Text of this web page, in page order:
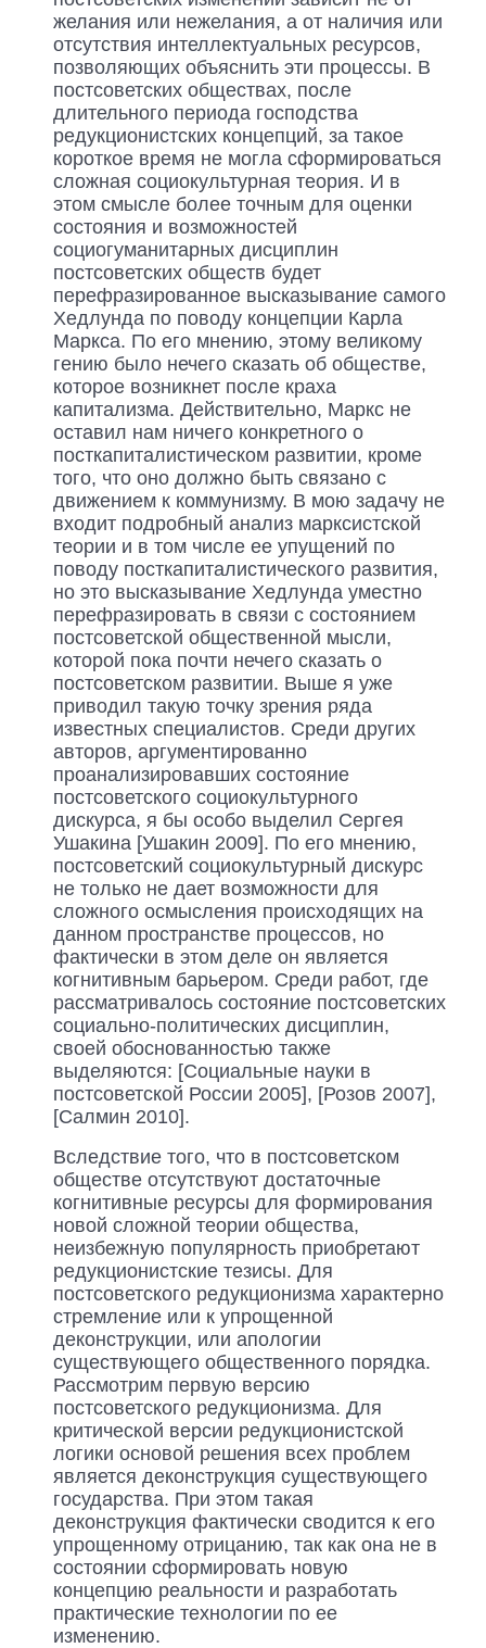
желания или нежелания, а от наличия или
отсутствия интеллектуальных ресурсов,
позволяющих объяснить эти процессы. В
постсоветских обществах, после
длительного периода господства
редукционистских концепций, за такое
короткое время не могла сформироваться
сложная социокультурная теория. И в
этом смысле более точным для оценки
состояния и возможностей
социогуманитарных дисциплин
постсоветских обществ будет
перефразированное высказывание самого
Хедлунда по поводу концепции Карла
Маркса. По его мнению, этому великому
гению было нечего сказать об обществе,
которое возникнет после краха
капитализма. Действительно, Маркс не
оставил нам ничего конкретного о
посткапиталистическом развитии, кроме
того, что оно должно быть связано с
движением к коммунизму. В мою задачу не
входит подробный анализ марксистской
теории и в том числе ее упущений по
поводу посткапиталистического развития,
но это высказывание Хедлунда уместно
перефразировать в связи с состоянием
постсоветской общественной мысли,
которой пока почти нечего сказать о
постсоветском развитии. Выше я уже
приводил такую точку зрения ряда
известных специалистов. Среди других
авторов, аргументированно
проанализировавших состояние
постсоветского социокультурного
дискурса, я бы особо выделил Сергея
Ушакина [Ушакин 2009]. По его мнению,
постсоветский социокультурный дискурс
не только не дает возможности для
сложного осмысления происходящих на
данном пространстве процессов, но
фактически в этом деле он является
когнитивным барьером. Среди работ, где
рассматривалось состояние постсоветских
социально-политических дисциплин,
своей обоснованностью также
выделяются: [Социальные науки в
постсоветской России 2005], [Розов 2007],
[Салмин 2010].
Вследствие того, что в постсоветском
обществе отсутствуют достаточные
когнитивные ресурсы для формирования
новой сложной теории общества,
неизбежную популярность приобретают
редукционистские тезисы. Для
постсоветского редукционизма характерно
стремление или к упрощенной
деконструкции, или апологии
существующего общественного порядка.
Рассмотрим первую версию
постсоветского редукционизма. Для
критической версии редукционистской
логики основой решения всех проблем
является деконструкция существующего
государства. При этом такая
деконструкция фактически сводится к его
упрощенному отрицанию, так как она не в
состоянии сформировать новую
концепцию реальности и разработать
практические технологии по ее
изменению.